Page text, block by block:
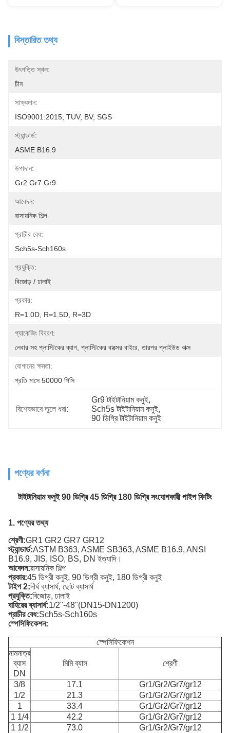
বিস্তারিত তথ্য
উৎপত্তি স্থল:
চীন
সাক্ষ্যদান:
ISO9001:2015; TUV; BV; SGS
স্ট্যান্ডার্ড:
ASME B16.9
উপাদান:
Gr2 Gr7 Gr9
আবেদন:
রাসায়নিক শিল্প
প্রাচীর বেধ:
Sch5s-Sch160s
প্রযুক্তি:
বিজোড় / ঢালাই
প্রকার:
R=1.0D, R=1.5D, R=3D
প্যাকেজিং বিবরণ:
লেবার সহ প্লাস্টিকের ব্যাগ, প্লাস্টিকের বাক্সের বাইরে, তারপর প্লাইউড বাক্স
যোগানের ক্ষমতা:
প্রতি মাসে 50000 পিসি
বিশেষভাবে তুলে ধরা:
Gr9 টাইটানিয়াম কনুই,
Sch5s টাইটানিয়াম কনুই,
90 ডিগ্রি টাইটানিয়াম কনুই
পণ্যের বর্ণনা
টাইটানিয়াম কনুই 90 ডিগ্রি 45 ডিগ্রি 180 ডিগ্রি সংযোগকারী পাইপ ফিটিং
1. পণ্যের তথ্য
শ্রেণী:GR1 GR2 GR7 GR12
স্ট্যান্ডার্ড:ASTM B363, ASME SB363, ASME B16.9, ANSI
B16.9, JIS, ISO, BS, DN ইত্যাদি।
আবেদন:রাসায়নিক শিল্প
প্রকার:45 ডিগ্রী কনুই, 90 ডিগ্রী কনুই, 180 ডিগ্রী কনুই
টাইপ 2:দীর্ঘ ব্যাসার্ধ, ছোট ব্যাসার্ধ
প্রযুক্তি:বিজোড়, ঢালাই
বাহিরের ব্যাসার্ধ:1/2"-48"(DN15-DN1200)
প্রাচীর বেধ:Sch5s-Sch160s
স্পেসিফিকেশন:
স্পেসিফিকেশন
নামমাত্র
ব্যাস
DN
মিমি ব্যাস শ্রেণী
3/8 17.1
Gr1/Gr2/Gr7/gr12
1/2
21.3
Gr1/Gr2/Gr7/gr12
1
33.4
Gr1/Gr2/Gr7/gr12
1 1/4
42.2
Gr1/Gr2/Gr7/gr12
1 1/2
73.0 Gr1/Gr2/Gr7/gr12